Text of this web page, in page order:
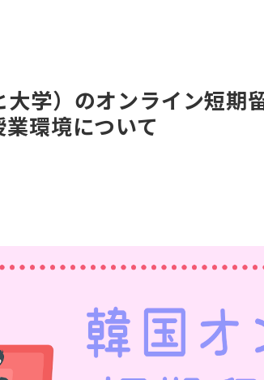
大学）のオンライン短
環境について